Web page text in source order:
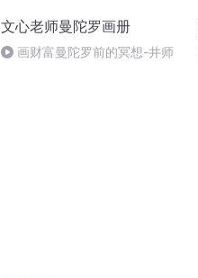
文心老师曼陀罗画册
画财富曼陀罗前的冥想-井师